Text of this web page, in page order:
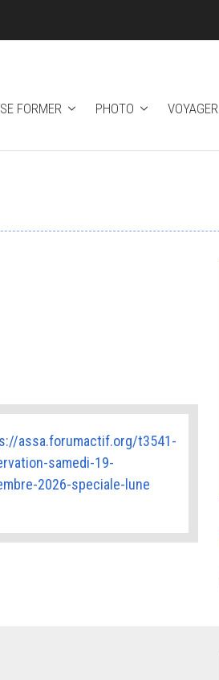
SE FORMER PHOTO VOYAGER
assa.forumactif.org/t3541-
samedi-19-
2026-speciale-lune